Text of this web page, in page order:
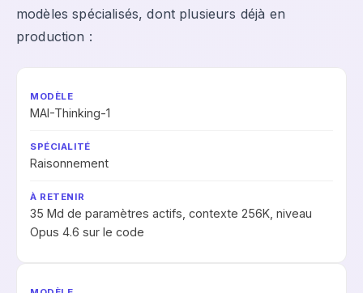
modèles spécialisés, dont plusieurs déjà en
production :
MAI-Thinking-1
Raisonnement
35 Md de paramètres actifs, contexte 256K, niveau
Opus 4.6 sur le code